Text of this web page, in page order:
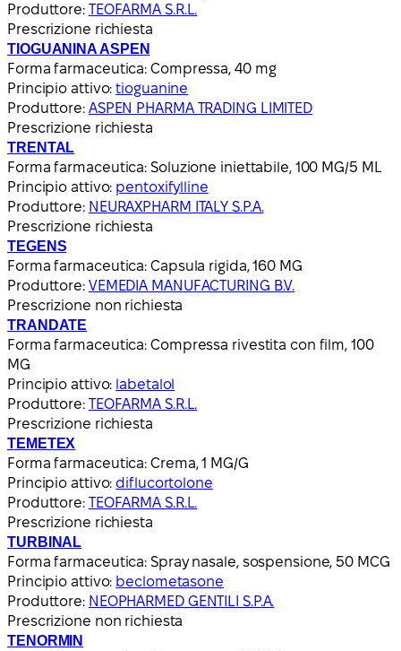
Produttore: TEOFARMA S.R.L.
Prescrizione richiesta
TIOGUANINA ASPEN
Forma farmaceutica: Compressa, 40 mg
Principio attivo:tioguanine
Produttore: ASPEN PHARMA TRADING LIMITED
Prescrizione richiesta
TRENTAL
Forma farmaceutica: Soluzione iniettabile, 100 MG/5 ML
Principio attivo: pentoxifylline
Produttore: NEURAXPHARM ITALY S.P.A.
Prescrizione richiesta
TEGENS
Forma farmaceutica: Capsula rigida, 160 MG
Produttore: VEMEDIA MANUFACTURING B.V.
Prescrizione non richiesta
TRANDATE
Forma farmaceutica: Compressa rivestita con film, 100
MG
Principio attivo: labetalol
Produttore: TEOFARMA S.R.L.
Prescrizione richiesta
TEMETEX
Forma farmaceutica: Crema, 1 MG/G
Principio attivo: diflucortolone
Produttore: TEOFARMA S.R.L.
Prescrizione richiesta
TURBINAL
Forma farmaceutica: Spray nasale, sospensione, 50 MCG
Principio attivo: beclometasone
Produttore: NEOPHARMED GENTILI S.P.A.
Prescrizione non richiesta
TENORMIN